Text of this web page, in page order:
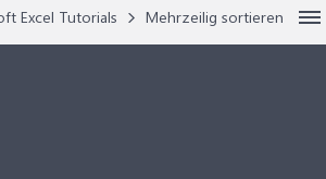
Excel Tutorials Mehrzeilig sortieren